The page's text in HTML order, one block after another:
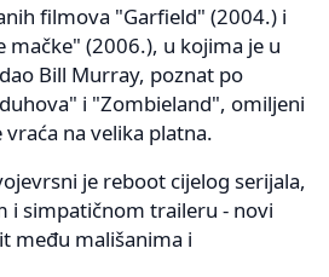
filmova "Garfield" (2004.) i
mačke" (2006.), u kojima je u
Bill Murray, poznat po
i "Zombieland", omiljeni
na velika platna.
je reboot cijelog serijala,
i simpatičnom traileru - novi
među mališanima i